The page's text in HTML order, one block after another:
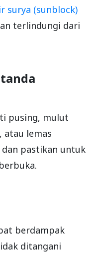
surya (sunblock)
terlindungi dari
pusing, mulut
atau lemas
pastikan untuk
berdampak
ditangani